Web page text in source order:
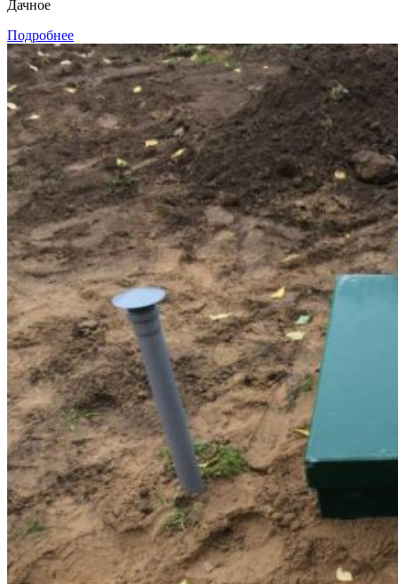
Дачное
Подробнее